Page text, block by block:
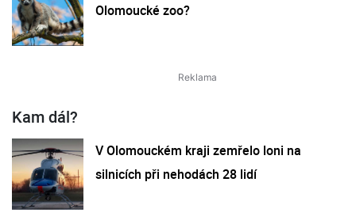
Olomoucké zoo?
Kam dál?
V Olomouckém kraji zemřelo loni na
silnicích při nehodách 28 lidí